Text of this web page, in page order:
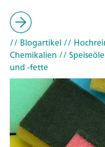
// Blogartikel //
Chemikalien // Speiseöle
und -fette